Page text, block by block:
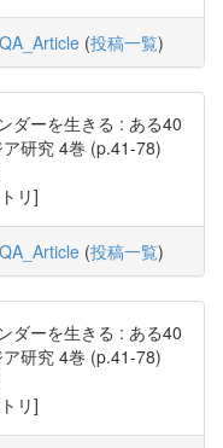
(投稿一覧)
ダーを生きる : ある40
研究 4巻 (p.41-78)
リ]
(投稿一覧)
ダーを生きる : ある40
研究 4巻 (p.41-78)
リ]